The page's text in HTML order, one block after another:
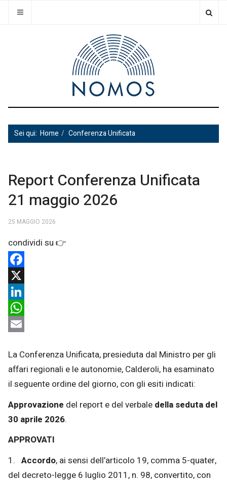
Sei qui: Home Conferenza Unificata
Report Conferenza Unificata
21 maggio 2026
25 MAGGIO 2026
Facebook
X
LinkedIn
WhatsApp
La Conferenza Unificata, presieduta dal Ministro per gli
affari regionali e le autonomie, Calderoli, ha esaminato
il seguente ordine del giorno, con gli esiti indicati:
Approvazione del report e del verbale della seduta del
30 aprile 2026.
APPROVATI
1. Accordo, ai sensi dell’articolo 19, comma 5-quater,
del decreto-legge 6 luglio 2011, n. 98, convertito, con